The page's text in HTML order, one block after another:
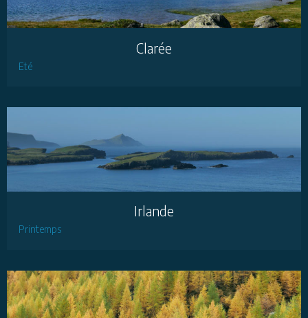
Clarée
Eté
Irlande
Printemps